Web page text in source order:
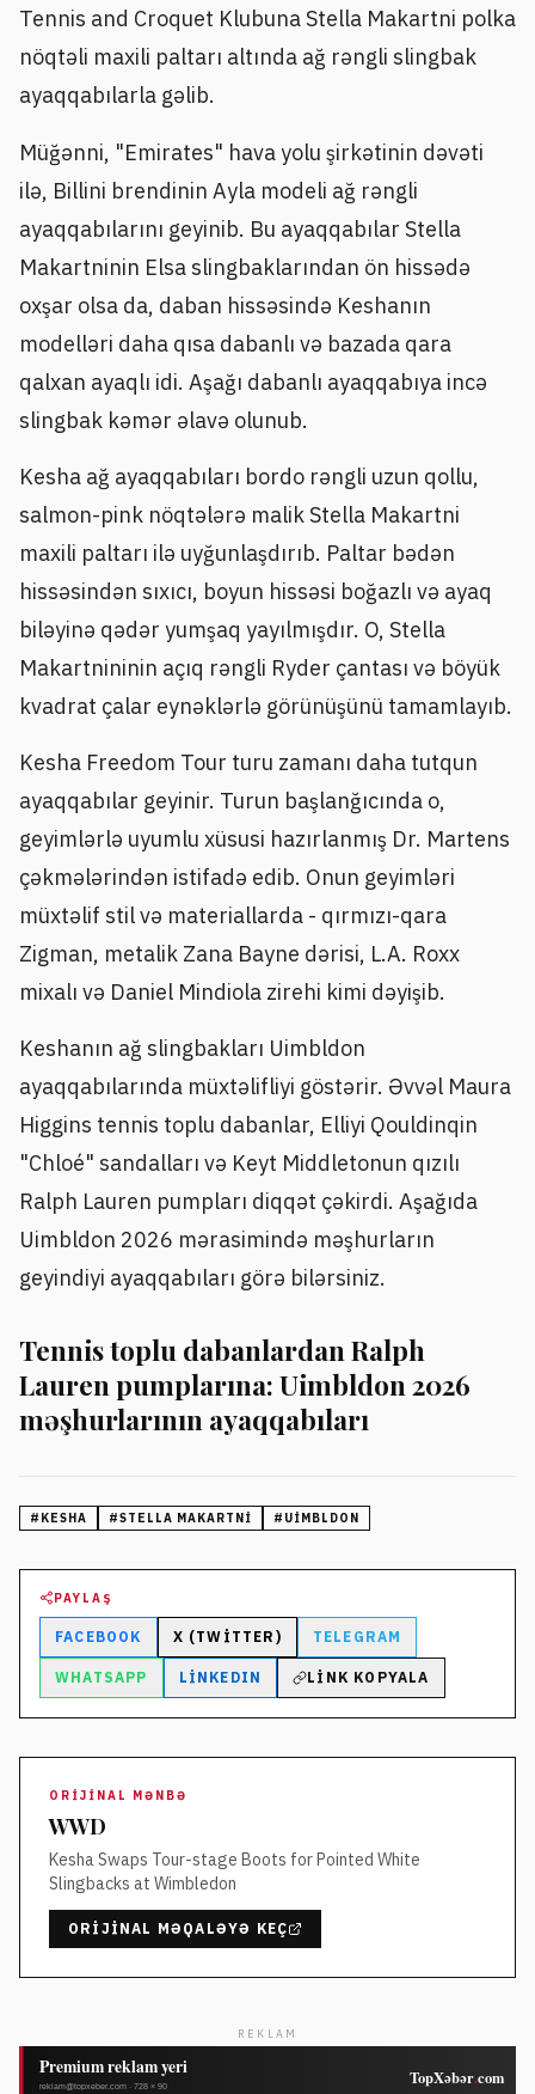
Tennis and Croquet Klubuna Stella Makartni polka
nöqtəli maxili paltarı altında ağ rəngli slingbak
ayaqqabılarla gəlib.
Müğənni, "Emirates" hava yolu şirkətinin dəvəti
ilə, Billini brendinin Ayla modeli ağ rəngli
ayaqqabılarını geyinib. Bu ayaqqabılar Stella
Makartninin Elsa slingbaklarından ön hissədə
oxşar olsa da, daban hissəsində Keshanın
modelləri daha qısa dabanlı və bazada qara
qalxan ayaqlı idi. Aşağı dabanlı ayaqqabıya incə
slingbak kəmər əlavə olunub.
Kesha ağ ayaqqabıları bordo rəngli uzun qollu,
salmon-pink nöqtələrə malik Stella Makartni
maxili paltarı ilə uyğunlaşdırıb. Paltar bədən
hissəsindən sıxıcı, boyun hissəsi boğazlı və ayaq
biləyinə qədər yumşaq yayılmışdır. O, Stella
Makartnininin açıq rəngli Ryder çantası və böyük
kvadrat çalar eynəklərlə görünüşünü tamamlayıb.
Kesha Freedom Tour turu zamanı daha tutqun
ayaqqabılar geyinir. Turun başlanğıcında o,
geyimlərlə uyumlu xüsusi hazırlanmış Dr. Martens
çəkmələrindən istifadə edib. Onun geyimləri
müxtəlif stil və materiallarda - qırmızı-qara
Zigman, metalik Zana Bayne dərisi, L.A. Roxx
mixalı və Daniel Mindiola zirehi kimi dəyişib.
Keshanın ağ slingbakları Uimbldon
ayaqqabılarında müxtəlifliyi göstərir. Əvvəl Maura
Higgins tennis toplu dabanlar, Elliyi Qouldinqin
"Chloé" sandalları və Keyt Middletonun qızılı
Ralph Lauren pumpları diqqət çəkirdi. Aşağıda
Uimbldon 2026 mərasimində məşhurların
geyindiyi ayaqqabıları görə bilərsiniz.
Tennis toplu dabanlardan Ralph
Lauren pumplarına: Uimbldon 2026
məşhurlarının ayaqqabıları
# KESHA #STELLA MAKARTNI # UIMBLDON
PAYLAŞ
FACEBOOK X (TWITTER) TELEGRAM
WHATSAPP LINKEDIN LINK KOPYALA
ORIJINAL MƏNBƏ
WWD
Kesha Swaps Tour-stage Boots for Pointed White
Slingbacks at Wimbledon
ORIJINAL MƏQALƏYƏ KEÇ
REKLAM